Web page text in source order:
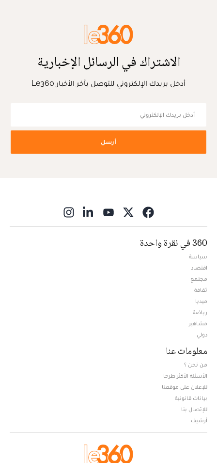
الاشتراك في الرسائل الإخبارية
أدخل بريدك الإلكتروني للتوصل بآخر الأخبار Le360
أرسل
360 في نقرة واحدة
سياسة
اقتصاد
مجتمع
ثقافة
ميديا
رياضة
مشاهير
دولي
معلومات عنا
من نحن ؟
الأسئلة الأكثر طرحا
للإعلان على موقعنا
بيانات قانونية
للإتصال بنا
أرشيف